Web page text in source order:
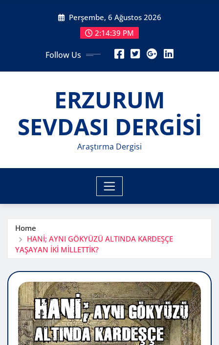
Perşembe, 6 Ağustos 2026
2:14:41 PM
Follow Us
ERZURUM
SEVDASI DERGİSİ
Araştırma Dergisi
Home
HANİ; AYNI GÖKYÜZÜ ALTINDA KARDEŞÇE
YAŞAYAN İKİ MİLLETTİK?